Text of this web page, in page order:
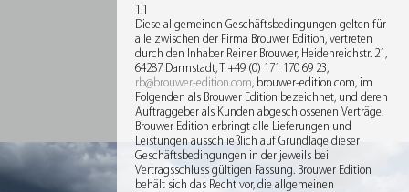
1.1
Diese allgemeinen Geschäftsbedingungen gelten für
alle zwischen der Firma Brouwer Edition, vertreten
durch den Inhaber Reiner Brouwer, Heidenreichstr. 21,
64287 Darmstadt, T +49 (0) 171 170 69 23,
rb@brouwer-edition.com, brouwer-edition.com, im
Folgenden als Brouwer Edition bezeichnet, und deren
Auftraggeber als Kunden abgeschlossenen Verträge.
Brouwer Edition erbringt alle Lieferungen und
Leistungen ausschließlich auf Grundlage dieser
Geschäftsbedingungen in der jeweils bei
Vertragsschluss gültigen Fassung. Brouwer Edition
behält sich das Recht vor, die allgemeinen